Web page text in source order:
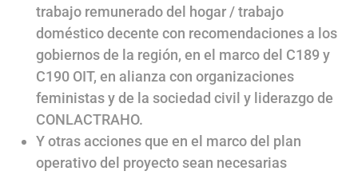
trabajo remunerado del hogar / trabajo
doméstico decente con recomendaciones a los
gobiernos de la región, en el marco del C189 y
C190 OIT, en alianza con organizaciones
feministas y de la sociedad civil y liderazgo de
CONLACTRAHO.
Y otras acciones que en el marco del plan
operativo del proyecto sean necesarias